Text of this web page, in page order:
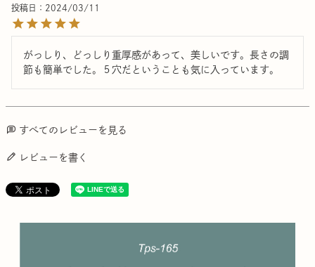
投稿日
2024/03/11
がっしり、どっしり重厚感があって、美しいです。長さの調
節も簡単でした。５穴だということも気に入っています。
すべてのレビューを見る
レビューを書く